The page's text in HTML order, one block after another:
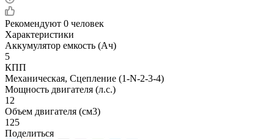
Рекомендуют 0 человек
Характеристики
Аккумулятор емкость (Ач)
5
КПП
Механическая, Сцепление (1-N-2-3-4)
Мощность двигателя (л.с.)
12
Объем двигателя (см3)
125
Поделиться